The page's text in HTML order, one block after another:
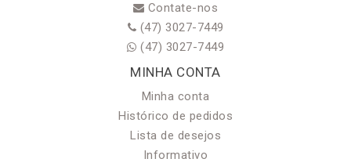
Contate-nos
(47) 3027-7449
(47) 3027-7449
MINHA CONTA
Minha conta
Histórico de pedidos
Lista de desejos
Informativo